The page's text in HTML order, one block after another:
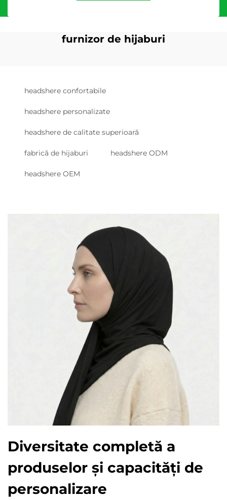
furnizor de hijaburi
headshere confortabile
headshere personalizate
headshere de calitate superioară
fabrică de hijaburi headshere ODM
headshere OEM
Diversitate completă a
produselor și capacități de
personalizare